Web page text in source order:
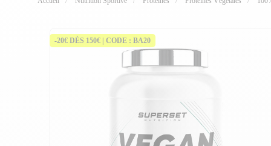
-20€ DÈS 150€ | CODE : BA20